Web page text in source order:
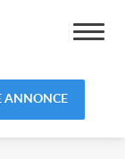
ANNONCE